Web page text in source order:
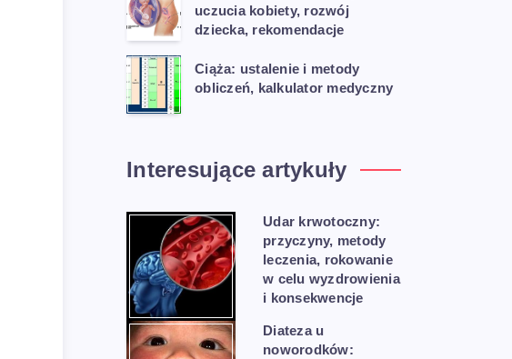
uczucia kobiety, rozwój
dziecka, rekomendacje
Ciąża: ustalenie i metody
obliczeń, kalkulator medyczny
Interesujące artykuły
Udar krwotoczny:
przyczyny, metody
leczenia, rokowanie
w celu wyzdrowienia
i konsekwencje
Diateza u
noworodków: